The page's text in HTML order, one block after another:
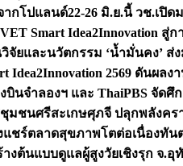
ากโปแลนด์22-26 มิ.ย.นี้ วช.เปิ
Smart Idea2Innovation สู่ก
จัยและนวัตกรรม ‘น้ำมั่นคง’ ส่
2569 ดันผลง
นจำลองฯ และ ThaiPBS จัดศึ
มชนศรีสะเกษศุภจี ปลุกพลังคร
แชร์ตลาดสุขภาพโตต่อเนื่องทัน
งต้นแบบดูแลผู้สูงวัยเชิงรุก จ.อุ